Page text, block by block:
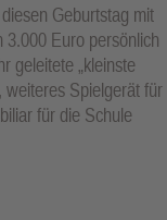
Geburtstag mit
3.000 Euro persönlich
geleitete „kleinste
weiteres Spielgerät für
für die Schule